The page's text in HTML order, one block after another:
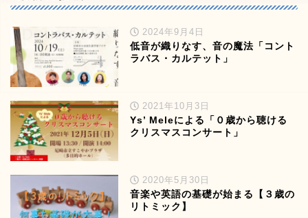
2024年9月4日
低音が織りなす、音の魔法「コント
ラバス・カルテット」
2021年10月3日
Ys’ Meleによる「０歳から聴ける
クリスマスコンサート」
2020年5月30日
音楽や英語の基礎が始まる【３歳の
リトミック】